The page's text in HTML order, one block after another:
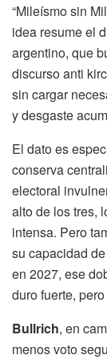
“Mileísmo sin
idea resume el
argentino, que
discurso anti
sin cargar
y desgaste
El dato es
conserva
electoral
alto de los tres,
intensa. Pero
su capacidad
en 2027, ese
duro fuerte,
Bullrich, en
menos voto